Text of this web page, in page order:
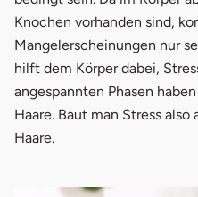
Knochen vorhanden sind,
Mangelerscheinungen nur
hilft dem Körper dabei,
angespannten Phasen
Haare. Baut man Stress
Haare.